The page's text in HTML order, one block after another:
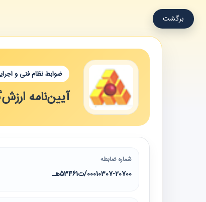
برگشت
ضوابط نظام فنی و
آیین‌نامه
شماره ضابطه
00010307-20700/ت53461هـ